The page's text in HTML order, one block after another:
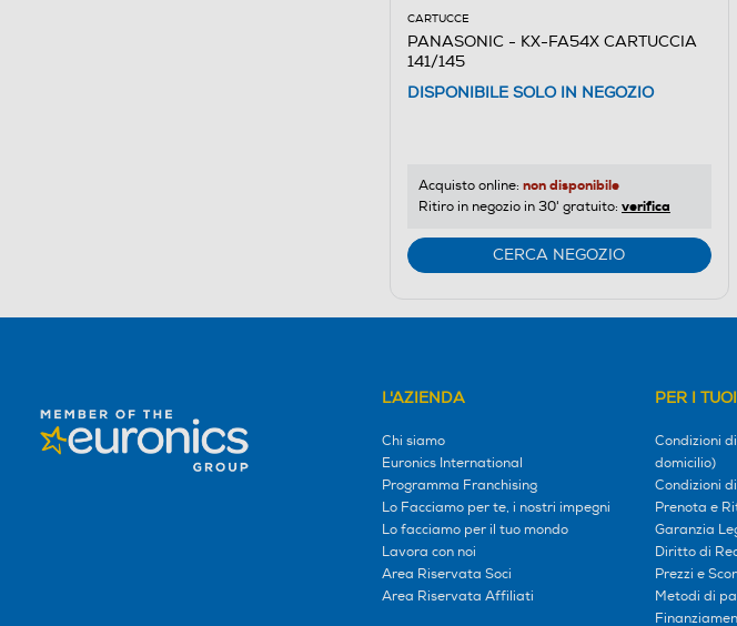
CARTUCCE
PANASONIC - KX-FA54X CARTUCCIA
141/145
DISPONIBILE SOLO IN NEGOZIO
Acquisto online: non disponibile
Ritiro in negozio in 30' gratuito: verifica
CERCA NEGOZIO
L'AZIENDA
Chi siamo
Euronics International
Programma Franchising
Lo Facciamo per te, i nostri impegni
Lo facciamo per il tuo mondo
Lavora con noi
Area Riservata Soci
Area Riservata Affiliati
PER I
Condizioni
domicilio)
Condizioni
Prenota e
Garanzia
Diritto di
Prezzi e
Metodi di